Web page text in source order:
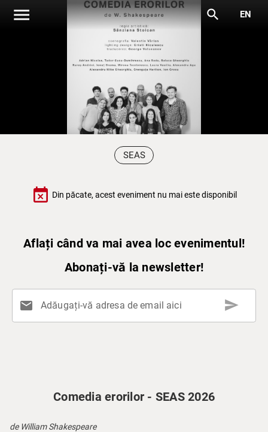
menu search EN
SEAS
event_busy Din păcate, acest eveniment nu mai este disponibil
Aflați când va mai avea loc evenimentul!
Abonați-vă la newsletter!
mail Adăugați-vă adresa de email aici send
Comedia erorilor - SEAS 2026
de William Shakespeare